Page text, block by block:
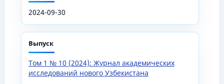
2024-09-30
Выпуск
Том 1 № 10 (2024): Журнал академических
исследований нового Узбекистана